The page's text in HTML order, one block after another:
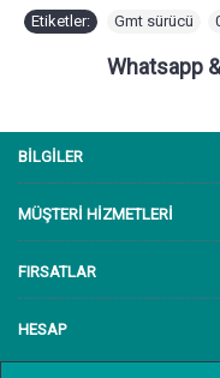
Etiketler: Gmt sürücü
Whatsapp
BİLGİLER
MÜŞTERİ HİZMETLERİ
FIRSATLAR
HESAP